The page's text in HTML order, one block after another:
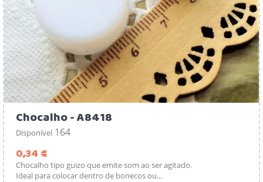
Chocalho - A8418
Disponível 164
0,34 €
Chocalho tipo guizo que emite som ao ser agitado.
Ideal para colocar dentro de bonecos ou...